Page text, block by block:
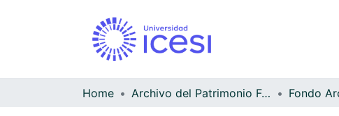
Home Archivo del Patrimonio Fotográfico y Fílmico del Valle del Cauca